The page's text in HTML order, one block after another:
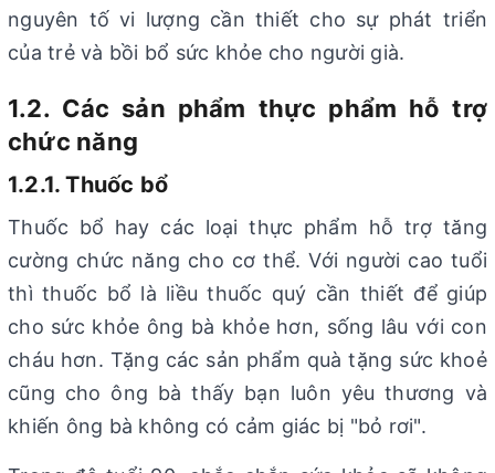
nguyên tố vi lượng cần thiết cho sự phát triển
của trẻ và bồi bổ sức khỏe cho người già.
1.2. Các sản phẩm thực phẩm hỗ trợ
chức năng
1.2.1. Thuốc bổ
Thuốc bổ hay các loại thực phẩm hỗ trợ tăng
cường chức năng cho cơ thể. Với người cao tuổi
thì thuốc bổ là liều thuốc quý cần thiết để giúp
cho sức khỏe ông bà khỏe hơn, sống lâu với con
cháu hơn. Tặng các sản phẩm quà tặng sức khoẻ
cũng cho ông bà thấy bạn luôn yêu thương và
khiến ông bà không có cảm giác bị "bỏ rơi".